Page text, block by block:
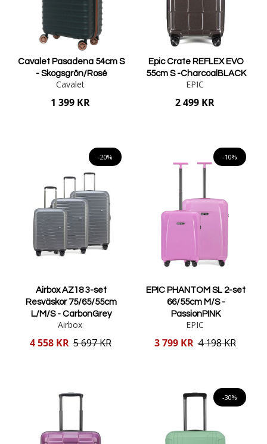
Cavalet Pasadena 54cm S
- Skogsgrön/Rosé
Cavalet
1 399 KR
Epic Crate REFLEX EVO
55cm S -CharcoalBLACK
EPIC
2 499 KR
-20%
Airbox AZ18 3-set
Resväskor 75/65/55cm
L/M/S - CarbonGrey
Airbox
Reducerat
4 558 KR 5 697 KR
-10%
EPIC PHANTOM SL 2-set
66/55cm M/S -
PassionPINK
EPIC
Reducerat
3 799 KR 4 198 KR
-30%